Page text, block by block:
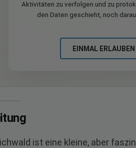
Aktivitäten zu verfolgen und zu
den Daten geschieht, noch
EINMAL ERLAUBEN
ist eine kleine, aber